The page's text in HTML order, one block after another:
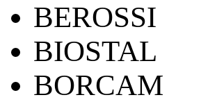
BEROSSI
BIOSTAL
BORCAM